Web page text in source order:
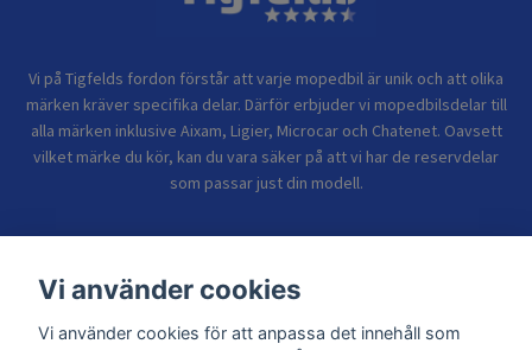
Vi på Tigfelds fordon förstår att varje mopedbil är unik och att olika
märken kräver specifika delar. Därför erbjuder vi mopedbilsdelar till
alla märken inklusive Aixam, Ligier, Microcar och Chatenet. Oavsett
vilket märke du kör, kan du vara säker på att vi har de reservdelar
som passar just din modell.
Sidor
Vi använder cookies
Vi använder cookies för att anpassa det innehåll som